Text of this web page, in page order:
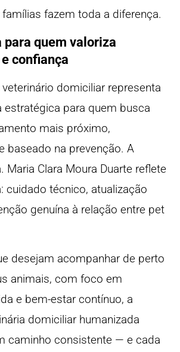
fazem toda a diferença.
para quem valoriza
confiança
domiciliar representa
estratégica para quem busca
mais próximo,
baseado na prevenção. A
Maria Clara Moura Duarte reflete
cuidado técnico, atualização
genuína à relação entre pet
desejam acompanhar de perto
animais, com foco em
e bem-estar contínuo, a
domiciliar humanizada
caminho consistente — e cada